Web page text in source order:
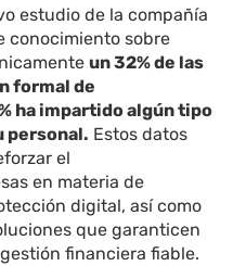
estudio de la compañía
conocimiento sobre
un 32% de las
formal de
ha impartido algún tipo
personal. Estos datos
el
en materia de
digital, así como
que garanticen
financiera fiable.